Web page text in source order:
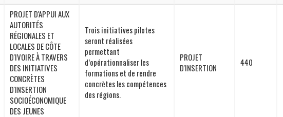
PROJET D'APPUI AUX
AUTORITÉS
RÉGIONALES ET
LOCALES DE CÔTE
D'IVOIRE À TRAVERS
DES INITIATIVES
CONCRÈTES
D'INSERTION
SOCIOÉCONOMIQUE
DES JEUNES
Trois initiatives pilotes
seront réalisées
permettant
d’opérationnaliser les
formations et de rendre
concrètes les compétences
des régions.
PROJET
D'INSERTION
440